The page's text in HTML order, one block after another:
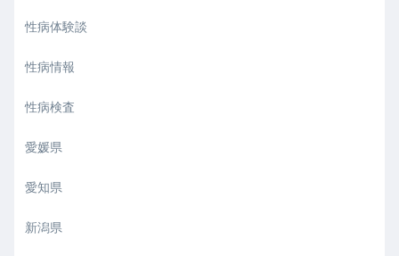
性病体験談
性病情報
性病検査
愛媛県
愛知県
新潟県